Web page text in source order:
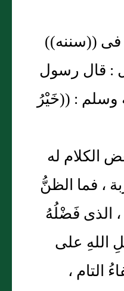
فى ((سننه))
: قال رسول
وسلم : ((خَيْرُ
الكلام له
، فما الظنُّ
الذى فَضْلُهُ
اللهِ على
التام ،